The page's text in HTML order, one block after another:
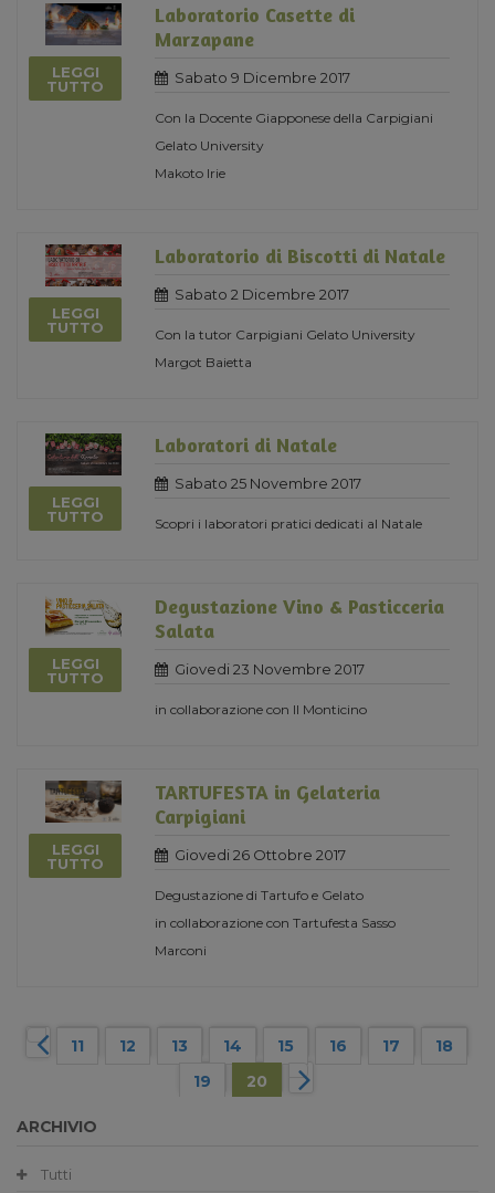
LEGGI
TUTTO
Laboratorio Casette di
Marzapane
Sabato 9 Dicembre 2017
Con la Docente Giapponese della Carpigiani
Gelato University
Makoto Irie
LEGGI
TUTTO
Laboratorio di Biscotti di Natale
Sabato 2 Dicembre 2017
Con la tutor Carpigiani Gelato University
Margot Baietta
LEGGI
TUTTO
Laboratori di Natale
Sabato 25 Novembre 2017
Scopri i laboratori pratici dedicati al Natale
LEGGI
TUTTO
Degustazione Vino & Pasticceria
Salata
Giovedi 23 Novembre 2017
in collaborazione con Il Monticino
LEGGI
TUTTO
TARTUFESTA in Gelateria
Carpigiani
Giovedi 26 Ottobre 2017
Degustazione di Tartufo e Gelato
in collaborazione con Tartufesta Sasso
Marconi
11 12 13 14 15 16 17
18
19
20
ARCHIVIO
Tutti